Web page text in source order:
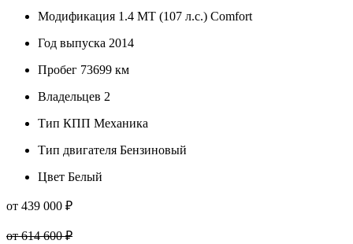
Модификация 1.4 MT (107 л.с.) Comfort
Год выпуска 2014
Пробег 73699 км
Владельцев 2
Тип КПП Механика
Тип двигателя Бензиновый
Цвет Белый
от 439 000 ₽
от 614 600 ₽